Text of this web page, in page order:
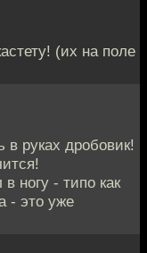
(их на поле
руках дробовик!
ногу - типо как
- это уже